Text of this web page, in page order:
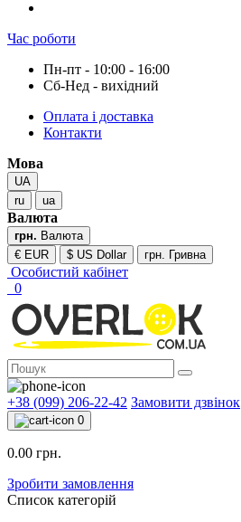
Час роботи
Пн-пт - 10:00 - 16:00
Сб-Нед - вихідний
Оплата і доставка
Контакти
Мова
UA
ru
ua
Валюта
грн. Валюта
€ EUR
$ US Dollar грн. Гривна
Особистий кабінет
0
+38 (099) 206-22-42 Замовити дзвінок
0
0.00 грн.
Зробити замовлення
Список категорій